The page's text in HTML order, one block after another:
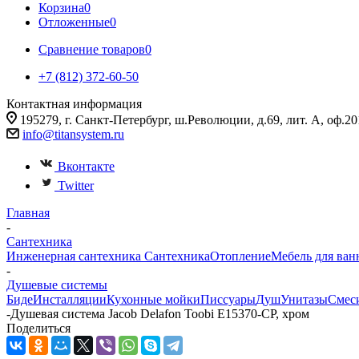
Корзина0
Отложенные0
Сравнение товаров0
+7 (812) 372-60-50
Контактная информация
195279, г. Санкт-Петербург, ш.Революции, д.69, лит. А,
info@titansystem.ru
Вконтакте
Twitter
Главная
-
Сантехника
Инженерная сантехника СантехникаОтоплениеМебель для
-
Душевые системы
БидеИнсталляцииКухонные мойкиПиссуарыДушУнитазы
-Душевая система Jacob Delafon Toobi E15370-CP, хром
Поделиться